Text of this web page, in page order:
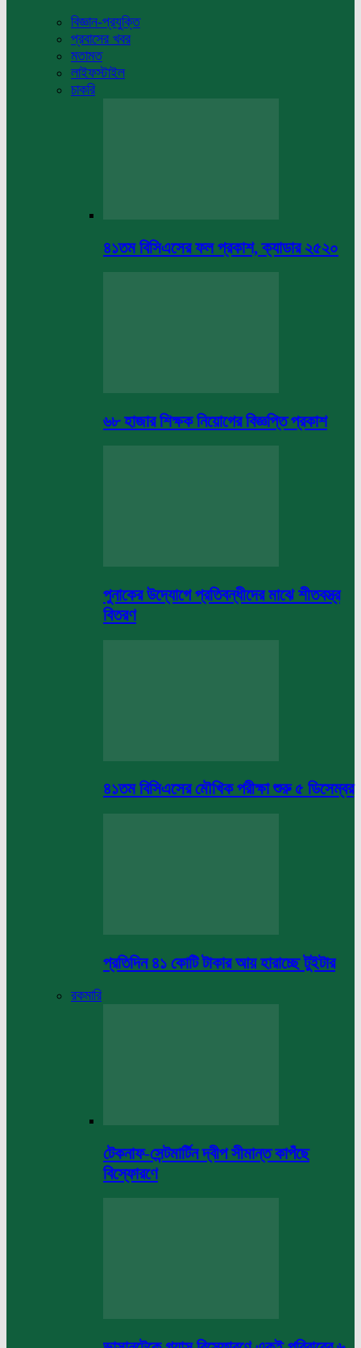
বিজ্ঞান-প্রযুক্তি
প্রবাসের খবর
মতামত
লাইফস্টাইল
চাকরি
৪১তম বিসিএসের ফল প্রকাশ, ক্যাডার ২৫২০
৬৮ হাজার শিক্ষক নিয়োগের বিজ্ঞপ্তি প্রকাশ
পুনাকের উদ্যোগে প্রতিবন্ধীদের মাঝে শীতবস্ত্র
বিতরণ
৪১তম বিসিএসের মৌখিক পরীক্ষা শুরু ৫ ডিসেম্বর
প্রতিদিন ৪১ কোটি টাকার আয় হারাচ্ছে টুইটার
রকমারি
টেকনাফ-সেন্টমার্টিন দ্বীপ সীমান্ত কাপঁছে
বিস্ফোরণে